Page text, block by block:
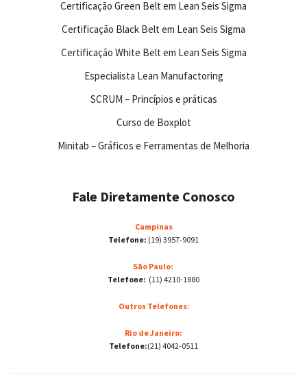
Certificação Green Belt em Lean Seis Sigma
Certificação Black Belt em Lean Seis Sigma
Certificação White Belt em Lean Seis Sigma
Especialista Lean Manufactoring
SCRUM – Princípios e práticas
Curso de Boxplot
Minitab – Gráficos e Ferramentas de Melhoria
Fale Diretamente Conosco
Campinas
Telefone: (19) 3957-9091
São Paulo:
Telefone: (11) 4210-1880
Outros Telefones:
Rio de Janeiro:
Telefone:(21) 4042-0511